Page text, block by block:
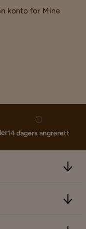
konto for Mine
14 dagers angrerett